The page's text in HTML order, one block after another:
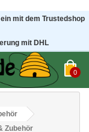
mit dem Trustedshop
mit DHL
0
Zubehör